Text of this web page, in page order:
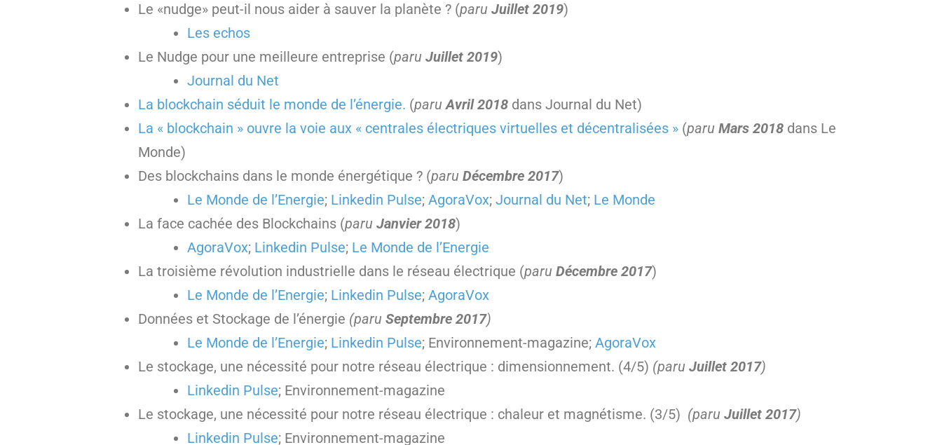
Le «nudge» peut-il nous aider à sauver la planète ? (paru Juillet 2019)
Les echos
Le Nudge pour une meilleure entreprise (paru Juillet 2019)
Journal du Net
La blockchain séduit le monde de l’énergie. (paruAvril 2018 dans Journal du Net)
La « blockchain » ouvre la voie aux « centrales électriques virtuelles et décentralisées » (paru Mars 2018 dans Le
Monde)
Des blockchains dans le monde énergétique ? (paru Décembre 2017)
Le Monde de l’Energie; Linkedin Pulse; AgoraVox; Journal du Net; Le Monde
La face cachée des Blockchains (paru Janvier 2018)
AgoraVox; Linkedin Pulse; Le Monde de l’Energie
La troisième révolution industrielle dans le réseau électrique (paru Décembre 2017)
Le Monde de l’Energie; Linkedin Pulse; AgoraVox
Données et Stockage de l’énergie (paru Septembre 2017)
Le Monde de l’Energie; Linkedin Pulse; Environnement-magazine; AgoraVox
Le stockage, une nécessité pour notre réseau électrique : dimensionnement. (4/5) (paru Juillet 2017)
Linkedin Pulse; Environnement-magazine
Le stockage, une nécessité pour notre réseau électrique : chaleur et magnétisme. (3/5) (paru Juillet 2017)
Linkedin Pulse; Environnement-magazine